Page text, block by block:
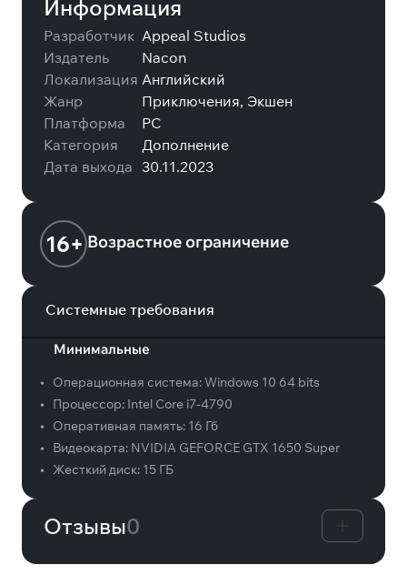
Информация
Разработчик Appeal Studios
Издатель
Nacon
Локализация Английский
Жанр
Приключения, Экшен
Платформа
PC
Категория
Дополнение
Дата выхода 30.11.2023
16+ Возрастное ограничение
Системные требования
Минимальные
• Операционная система:Windows 10 64 bits
•
Процессор: Intel Core i7-4790
•
Оперативная память: 16 Гб
•
Видеокарта: NVIDIA GEFORCE GTX 1650 Super
•
Жесткий диск: 15 ГБ
Отзывы0